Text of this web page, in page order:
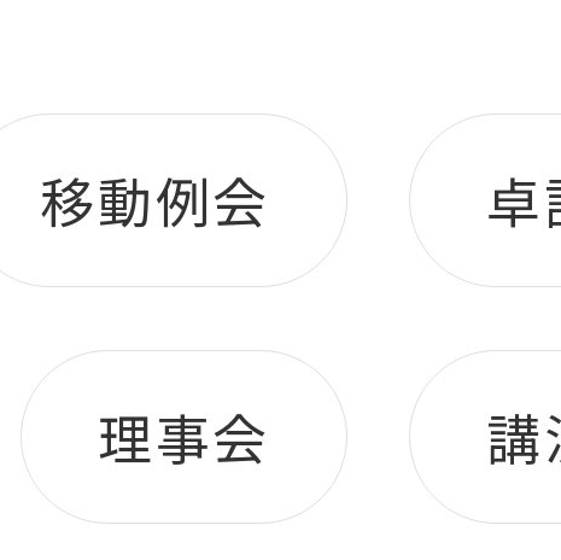
移動例会 卓
理事会 講